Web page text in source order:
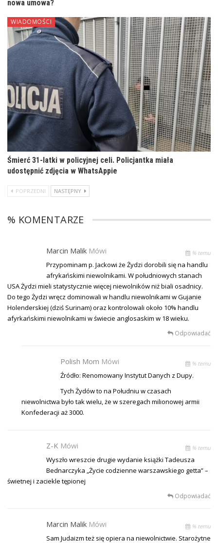
nowa umowa?
WIADOMOŚCI
Śmierć 31-latki w policyjnej celi. Policjantka miała
udostępnić zdjęcia w WhatsAppie
POPRZEDNI NASTĘPNY
% KOMENTARZE
Marcin Malik Mówi % temu
Przypominam p. Jackowi że Żydzi dorobili się na handlu
afrykańskimi niewolnikami. W południowych stanach
USA Żydzi mieli statystycznie więcej niewolników niż biali osadnicy.
Do tego Żydzi wręcz dominowali w handlu niewolnikami w Gujanie
Holenderskiej (dziś Surinam) oraz kontrolowali około 10% handlu
afyrkańskimi niewolnikami w świecie anglosaskim w 18 wieku.
Odpowiadać
Polish Mom Mówi % temu
Źródło: Renomowany Instytut Danych z Dupy.
Tych Żydów to na Południu w czasach
niewolnictwa było tak wielu, że w szeregach milionowej armii
Konfederacji aż 3000.
Z-K Mówi % temu
Wyszło wreszcie drugie wydanie książki Tadeusza
Bednarczyka „Życie codzienne warszawskiego getta” –
świetnej i zaciekle tępionej
Odpowiadać
Marcin Malik Mówi % temu
Sam Judaizm też się opiera na niewolnictwie. Starożytne